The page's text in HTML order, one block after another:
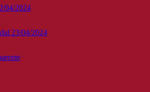
04/2024
23/04/2024